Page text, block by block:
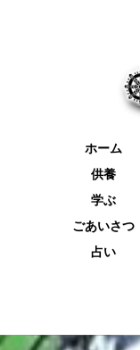
ホーム
供養
学ぶ
ごあいさつ
占い